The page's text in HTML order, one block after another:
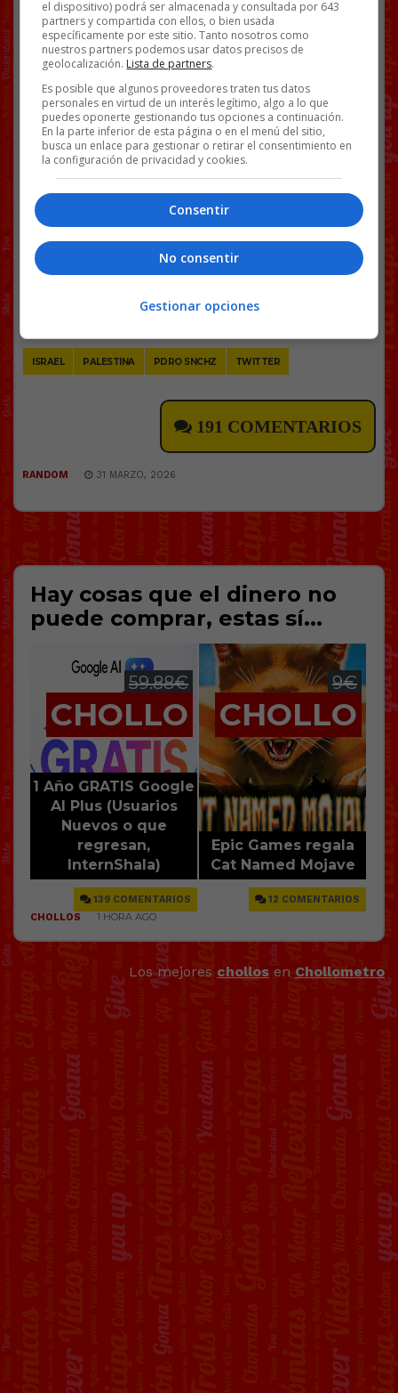
más leves.
Además no ha sido por decreto, como acostumbra
a legislar Pdro, ha sido por mayoría democrática.
elconfidencial
Facebook
Twitter
WhatsApp
Gmail
Copy
Link
ISRAEL PALESTINA PDRO SNCHZ TWITTER
191 COMENTARIOS
RANDOM 31 MARZO, 2026
Los mejores chollosen Chollometro
el dispositivo) podrá ser almacenada y consultada por 643
partners y compartida con ellos, o bien usada
específicamente por este sitio. Tanto nosotros como
nuestros partners podemos usar datos precisos de
geolocalización. Lista de partners.
Es posible que algunos proveedores traten tus datos
personales en virtud de un interés legítimo, algo a lo que
puedes oponerte gestionando tus opciones a continuación.
En la parte inferior de esta página o en el menú del sitio,
busca un enlace para gestionar o retirar el consentimiento en
la configuración de privacidad y cookies.
Consentir
No consentir
Gestionar opciones